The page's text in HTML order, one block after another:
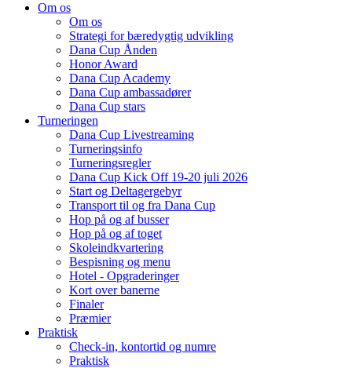
Om os
Om os
Strategi for bæredygtig udvikling
Dana Cup Ånden
Honor Award
Dana Cup Academy
Dana Cup ambassadører
Dana Cup stars
Turneringen
Dana Cup Livestreaming
Turneringsinfo
Turneringsregler
Dana Cup Kick Off 19-20 juli 2026
Start og Deltagergebyr
Transport til og fra Dana Cup
Hop på og af busser
Hop på og af toget
Skoleindkvartering
Bespisning og menu
Hotel - Opgraderinger
Kort over banerne
Finaler
Præmier
Praktisk
Check-in, kontortid og numre
Praktisk